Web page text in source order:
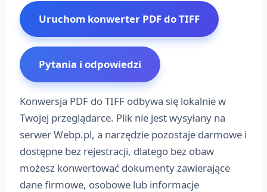
Uruchom konwerter PDF do TIFF
Pytania i odpowiedzi
Konwersja PDF do TIFF odbywa się lokalnie w
Twojej przeglądarce. Plik nie jest wysyłany na
serwer Webp.pl, a narzędzie pozostaje darmowe i
dostępne bez rejestracji, dlatego bez obaw
możesz konwertować dokumenty zawierające
dane firmowe, osobowe lub informacje